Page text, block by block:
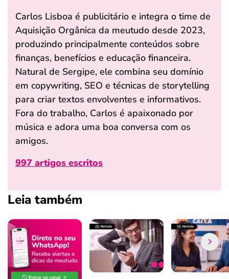
Carlos Lisboa é publicitário e integra o time de
Aquisição Orgânica da meutudo desde 2023,
produzindo principalmente conteúdos sobre
finanças, benefícios e educação financeira.
Natural de Sergipe, ele combina seu domínio
em copywriting, SEO e técnicas de storytelling
para criar textos envolventes e informativos.
Fora do trabalho, Carlos é apaixonado por
música e adora uma boa conversa com os
amigos.
997 artigos escritos
Leia também